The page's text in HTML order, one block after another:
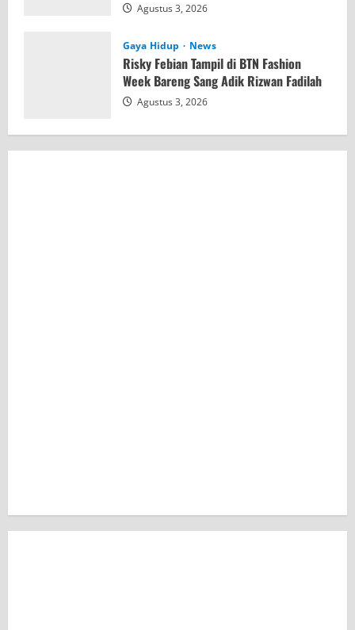
Agustus 3, 2026
Gaya Hidup News
Risky Febian Tampil di BTN Fashion
Week Bareng Sang Adik Rizwan Fadilah
Agustus 3, 2026